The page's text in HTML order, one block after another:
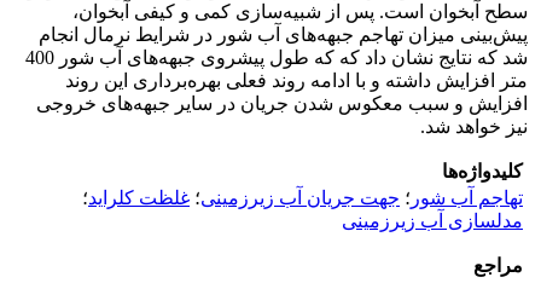
سطح آبخوان است. پس از شبیه‌سازی کمی و کیفی آبخوان،
پیش‌بینی میزان تهاجم جبهه‌های آب شور در شرایط نرمال انجام
شد که نتایج نشان داد که که طول پیشروی جبهه‌های آب شور 400
متر افزایش داشته و با ادامه روند فعلی بهره‌برداری این روند
افزایش و سبب معکوس شدن جریان در سایر جبهه‌های خروجی
نیز خواهد شد.
کلیدواژه‌ها
تهاجم آب شور ؛ جهت جریان آب زیرزمینی؛ غلظت کلراید؛
مدلسازی آب زیرزمینی
مراجع